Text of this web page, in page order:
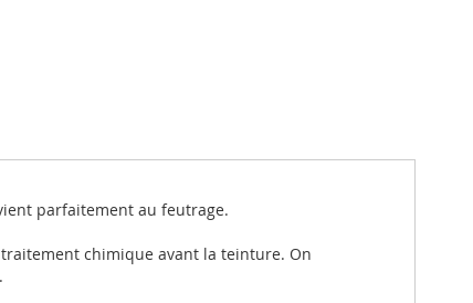
parfaitement au feutrage.
chimique avant la teinture. On